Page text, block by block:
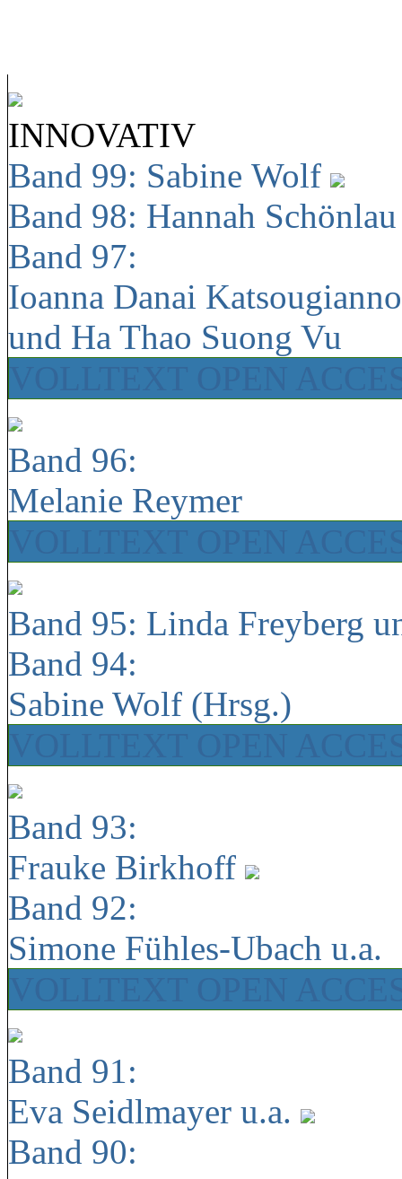
INNOVATIV
Band 99: Sabine Wolf
Band 98: Hannah
Band 97:
Ioanna Danai
und Ha Thao Suong Vu
Band 96:
Melanie Reymer
Band 95: Linda Freyberg
Band 94:
Sabine Wolf (Hrsg.)
Band 93:
Frauke Birkhoff
Band 92:
Simone Fühles-Ubach u.a.
Band 91:
Eva Seidlmayer u.a.
Band 90: